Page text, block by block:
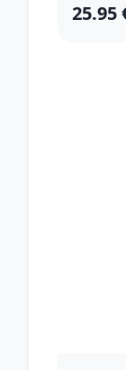
25.95